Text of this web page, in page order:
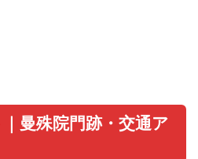
曼殊院門跡・交通ア